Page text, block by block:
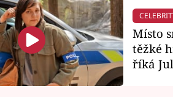
Místo
těžké
říká